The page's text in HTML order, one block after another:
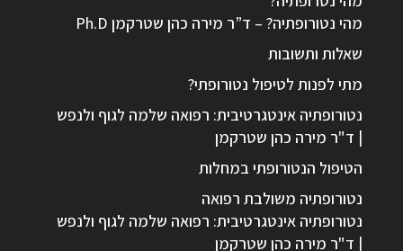
מהי נטורופתיה? – ד”ר מירה כהן שטרקמן Ph.D
שאלות ותשובות
מתי לפנות לטיפול נטורופתי?
נטורופתיה אינטגרטיבית: רפואה שלמה לגוף ולנפש
| ד"ר מירה כהן שטרקמן
הטיפול הנטורופתי במחלות
נטורופתיה משולבת רפואה
נטורופתיה אינטגרטיבית: רפואה שלמה לגוף ולנפש
| ד"ר מירה כהן שטרקמן